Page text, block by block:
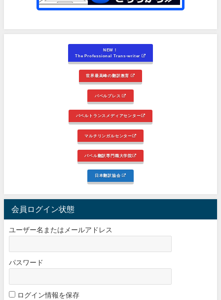
NEW！
The Professional Trans-writer
世界最高峰の翻訳教育
バベルプレス
バベルトランスメディアセンター
マルチリンガルセンター
バベル翻訳専門職大学院
日本翻訳協会
会員ログイン状態
ユーザー名またはメールアドレス
パスワード
ログイン情報を保存